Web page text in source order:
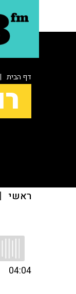
דף הבית |
ראשי |
04:04